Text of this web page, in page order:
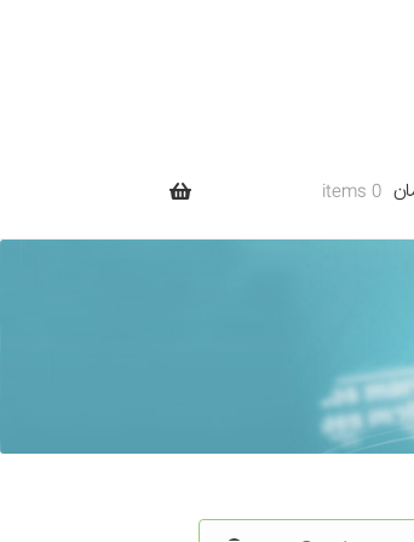
0 items